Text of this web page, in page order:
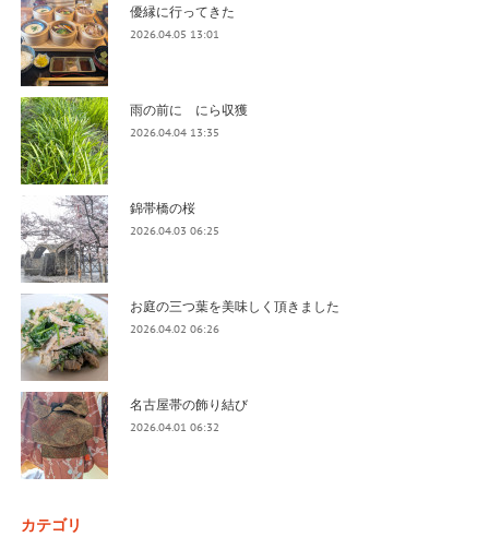
優縁に行ってきた
2026.04.05 13:01
雨の前に にら収獲
2026.04.04 13:35
錦帯橋の桜
2026.04.03 06:25
お庭の三つ葉を美味しく頂きました
2026.04.02 06:26
名古屋帯の飾り結び
2026.04.01 06:32
カテゴリ